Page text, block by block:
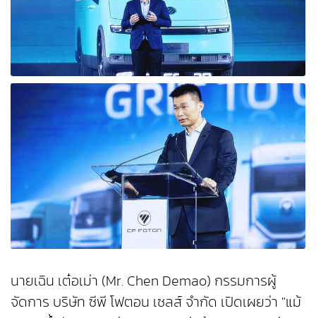
นายเฉิน เต๋อเม่า (Mr. Chen Demao) กรรมการผู้
จัดการ บริษัท ซีพี โฟตอน เซลส์ จำกัด เปิดเผยว่า "แม้